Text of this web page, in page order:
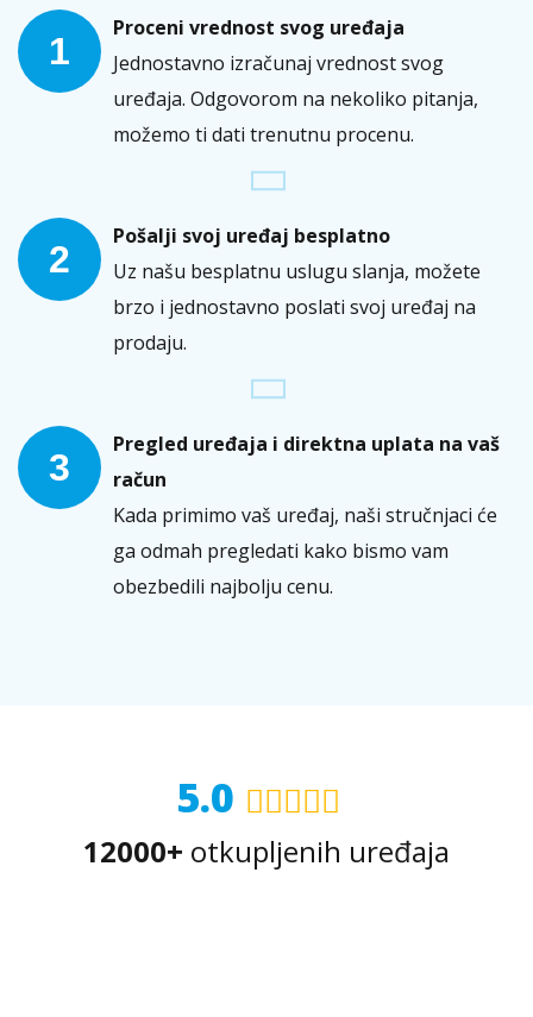
1
Proceni vrednost svog uređaja
Jednostavno izračunaj vrednost svog
uređaja. Odgovorom na nekoliko pitanja,
možemo ti dati trenutnu procenu.
2
Pošalji svoj uređaj besplatno
Uz našu besplatnu uslugu slanja, možete
brzo i jednostavno poslati svoj uređaj na
prodaju.
3
Pregled uređaja i direktna uplata na vaš
račun
Kada primimo vaš uređaj, naši stručnjaci će
ga odmah pregledati kako bismo vam
obezbedili najbolju cenu.
5.0
12000+ otkupljenih uređaja